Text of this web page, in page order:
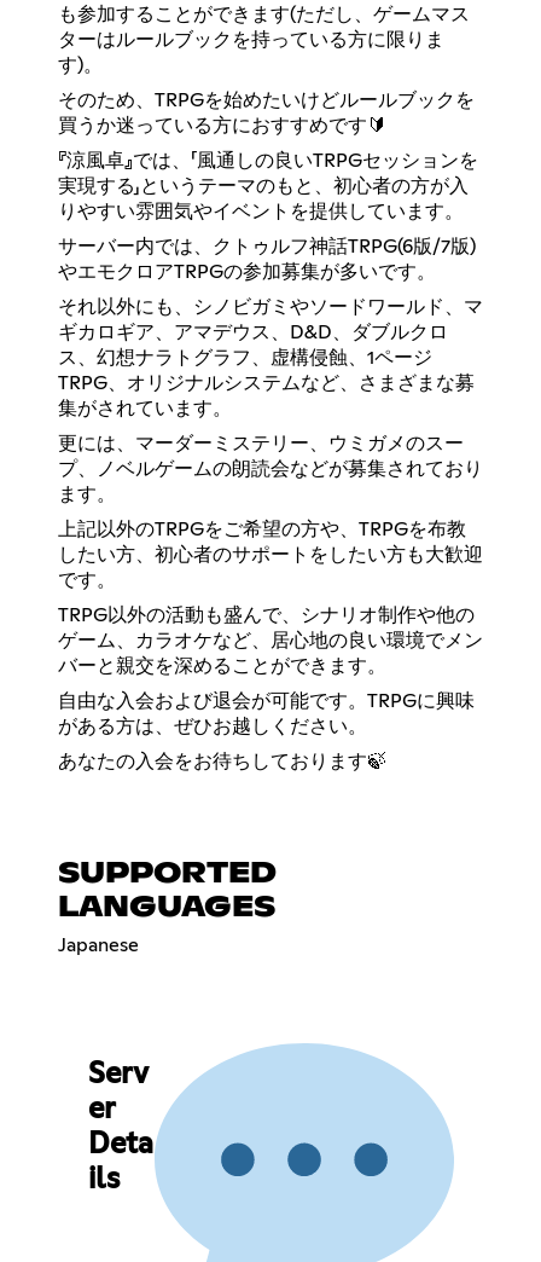
も参加することができます(ただし、ゲームマス
ターはルールブックを持っている方に限りま
す)。
そのため、TRPGを始めたいけどルールブックを
買うか迷っている方におすすめです🔰
『涼風卓』では、「風通しの良いTRPGセッションを
実現する」というテーマのもと、初心者の方が入
りやすい雰囲気やイベントを提供しています。
サーバー内では、クトゥルフ神話TRPG(6版/7版)
やエモクロアTRPGの参加募集が多いです。
それ以外にも、シノビガミやソードワールド、マ
ギカロギア、アマデウス、D&D、ダブルクロ
ス、幻想ナラトグラフ、虚構侵蝕、1ページ
TRPG、オリジナルシステムなど、さまざまな募
集がされています。
更には、マーダーミステリー、ウミガメのスー
プ、ノベルゲームの朗読会などが募集されており
ます。
上記以外のTRPGをご希望の方や、TRPGを布教
したい方、初心者のサポートをしたい方も大歓迎
です。
TRPG以外の活動も盛んで、シナリオ制作や他の
ゲーム、カラオケなど、居心地の良い環境でメン
バーと親交を深めることができます。
自由な入会および退会が可能です。TRPGに興味
がある方は、ぜひお越しください。
あなたの入会をお待ちしております🍃
SUPPORTED
LANGUAGES
Japanese
Serv
er
Deta
ils